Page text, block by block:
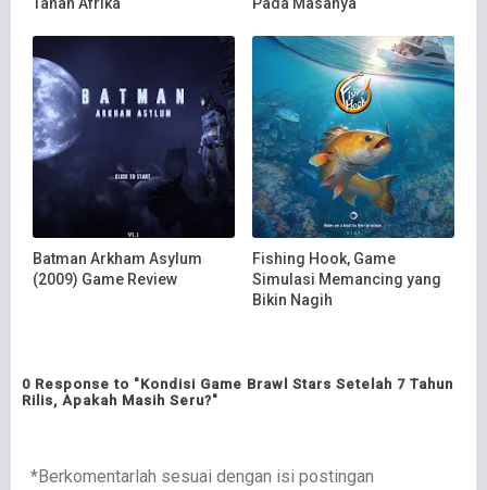
Batman Arkham Asylum
(2009) Game Review
Fishing Hook, Game
Simulasi Memancing yang
Bikin Nagih
0 Response to "Kondisi Game Brawl Stars Setelah 7 Tahun
Rilis, Apakah Masih Seru?"
*Berkomentarlah sesuai dengan isi postingan